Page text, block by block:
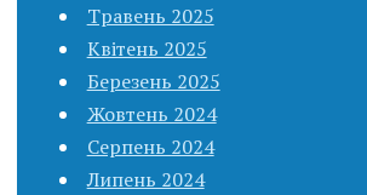
Травень 2025
Квітень 2025
Березень 2025
Жовтень 2024
Серпень 2024
Липень 2024